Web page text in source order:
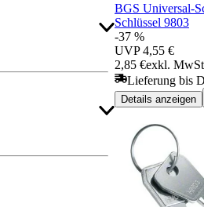
BGS Universal-
Schlüssel 9803
-37 %
UVP 4,55 €
2,85 €exkl.
Lieferung bis
Details anzeigen